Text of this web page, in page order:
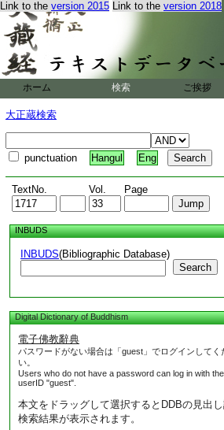
Link to the version 2015 Link to the version 2018
ホーム 検索 ご挨拶
大正蔵検索
punctuation Hangul Eng
TextNo. Vol. Page
INBUDS
INBUDS(Bibliographic Database)
Search
Digital Dictionary of Buddhism
電子佛教辭典
パスワードがない場合は「guest」でログインしてく
い。
Users who do not have a password can log in with the
userID "guest".
本文をドラッグして選択するとDDBの見出
検索結果が表示されます。